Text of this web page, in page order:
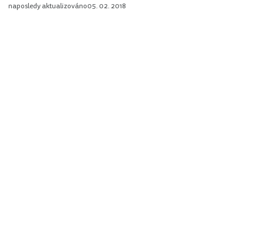
naposledy aktualizováno05. 02. 2018